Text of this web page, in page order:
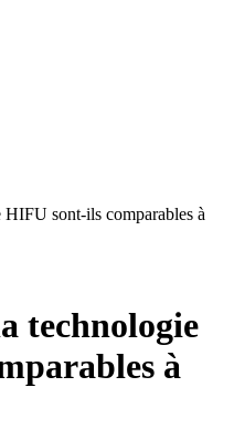
sont-ils comparables à
technologie
à